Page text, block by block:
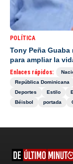
POLÍTICA
Tony Peña
para ampliar la
Enlaces rápidos:
República Dominicana
Deportes
Estilo
Béisbol
portada